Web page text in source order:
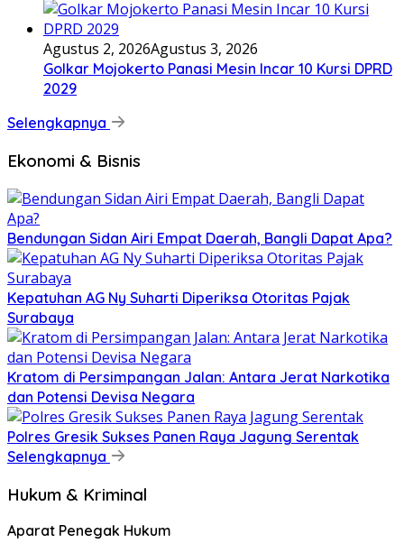
Agustus 2, 2026Agustus 3, 2026
Golkar Mojokerto Panasi Mesin Incar 10 Kursi DPRD
2029
Selengkapnya
Ekonomi & Bisnis
Bendungan Sidan Airi Empat Daerah, Bangli Dapat Apa?
Kepatuhan AG Ny Suharti Diperiksa Otoritas Pajak
Surabaya
Kratom di Persimpangan Jalan: Antara Jerat Narkotika
dan Potensi Devisa Negara
Polres Gresik Sukses Panen Raya Jagung Serentak
Selengkapnya
Hukum & Kriminal
Aparat Penegak Hukum